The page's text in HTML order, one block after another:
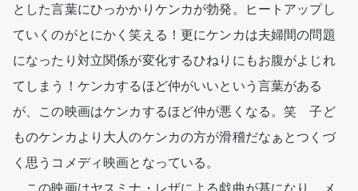
とした言葉にひっかかりケンカが勃発。ヒートアップし
ていくのがとにかく笑える！更にケンカは夫婦間の問題
になったり対立関係が変化するひねりにもお腹がよじれ
てしまう！ケンカするほど仲がいいという言葉がある
が、この映画はケンカするほど仲が悪くなる。笑　子ど
ものケンカより大人のケンカの方が滑稽だなぁとつくづ
く思うコメディ映画となっている。
この映画はヤスミナ・レザによる戯曲が基になり、メ